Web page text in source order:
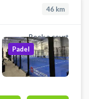
46 km
Book a court
Padel